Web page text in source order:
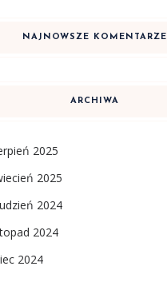
NAJNOWSZE KOMENTARZE
ARCHIWA
2025
2025
2024
2024
2024